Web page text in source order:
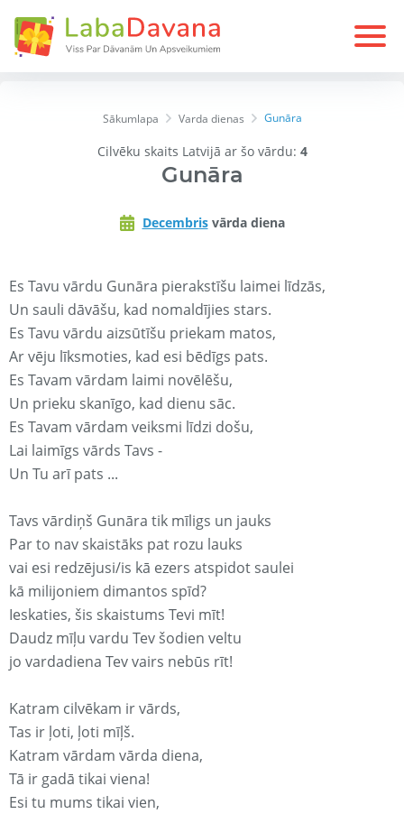
Sākumlapa Varda dienas Gunāra
Cilvēku skaits Latvijā ar šo vārdu: 4
Gunāra
Decembrisvārda diena
Es Tavu vārdu Gunāra pierakstīšu laimei līdzās,
Un sauli dāvāšu, kad nomaldījies stars.
Es Tavu vārdu aizsūtīšu priekam matos,
Ar vēju līksmoties, kad esi bēdīgs pats.
Es Tavam vārdam laimi novēlēšu,
Un prieku skanīgo, kad dienu sāc.
Es Tavam vārdam veiksmi līdzi došu,
Lai laimīgs vārds Tavs -
Un Tu arī pats ...
Tavs vārdiņš Gunāra tik mīligs un jauks
Par to nav skaistāks pat rozu lauks
vai esi redzējusi/is kā ezers atspidot saulei
kā milijoniem dimantos spīd?
Ieskaties, šis skaistums Tevi mīt!
Daudz mīļu vardu Tev šodien veltu
jo vardadiena Tev vairs nebūs rīt!
Katram cilvēkam ir vārds,
Tas ir ļoti, ļoti mīļš.
Katram vārdam vārda diena,
Tā ir gadā tikai viena!
Esi tu mums tikai vien,